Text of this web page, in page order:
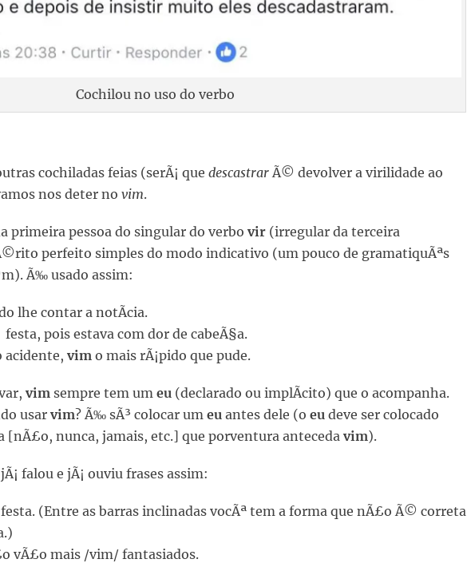
Cochilou no uso do verbo
cochiladas feias (serÃ¡ que descastrarÃ© devolver a virilidade ao
nos deter no vim.
primeira pessoa do singular do verbo vir (irregular da terceira
perfeito simples do modo indicativo (um pouco de gramatiquÃªs
Ã‰ usado assim:
lhe contar a notÃ­cia.
festa, pois estava com dor de cabeÃ§a.
acidente, vim o mais rÃ¡pido que pude.
vim sempre tem um eu (declarado ou implÃ­cito) que o acompanha.
usar vim? Ã‰ sÃ³ colocar um eu antes dele (o eu deve ser colocado
[nÃ£o, nunca, jamais, etc.] que porventura anteceda vim).
falou e jÃ¡ ouviu frases assim:
(Entre as barras inclinadas vocÃª tem a forma que nÃ£o Ã© correta
vÃ£o mais /vim/ fantasiados.